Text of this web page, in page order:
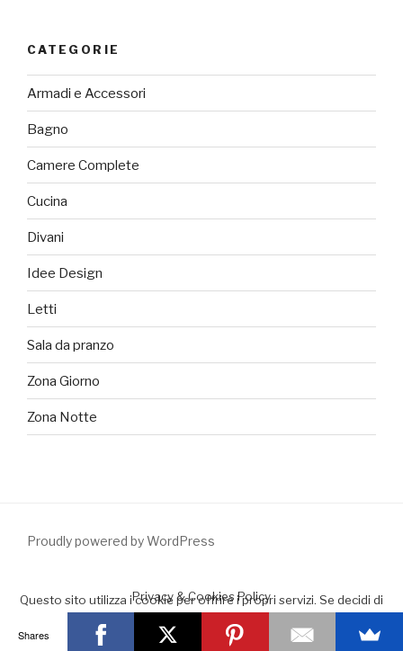
CATEGORIE
Armadi e Accessori
Bagno
Camere Complete
Cucina
Divani
Idee Design
Letti
Sala da pranzo
Zona Giorno
Zona Notte
Proudly powered by WordPress
Questo sito utilizza i cookie per offrire i propri servizi. Se decidi di
continuare la navigazione consideriamo che accetti il loro uso.
Accept
Leggimi
Privacy & Cookies Policy
Shares